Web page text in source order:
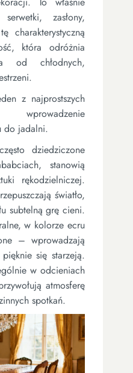
zasłony,
charakterystyczną
która odróżnia
od chłodnych,
z najprostszych
do jadalni.
dziedziczone
stanowią
rękodzielniczej.
światło,
subtelną grę cieni.
w kolorze ecru
– wprowadzają
się starzeją.
w odcieniach
atmosferę
spotkań.